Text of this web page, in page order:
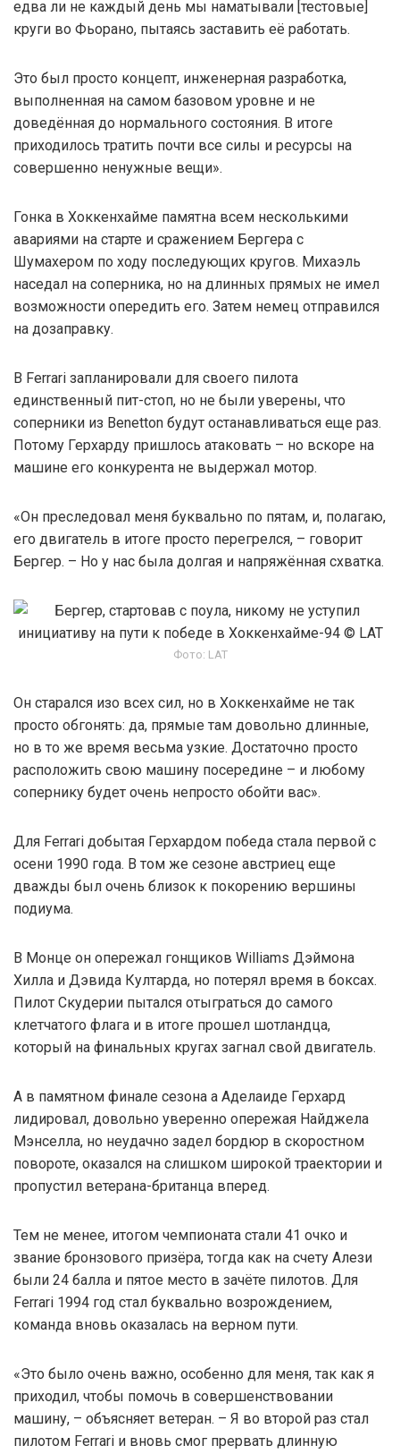
едва ли не каждый день мы наматывали [тестовые]
круги во Фьорано, пытаясь заставить её работать.
Это был просто концепт, инженерная разработка,
выполненная на самом базовом уровне и не
доведённая до нормального состояния. В итоге
приходилось тратить почти все силы и ресурсы на
совершенно ненужные вещи».
Гонка в Хоккенхайме памятна всем несколькими
авариями на старте и сражением Бергера с
Шумахером по ходу последующих кругов. Михаэль
наседал на соперника, но на длинных прямых не имел
возможности опередить его. Затем немец отправился
на дозаправку.
В Ferrari запланировали для своего пилота
единственный пит-стоп, но не были уверены, что
соперники из Benetton будут останавливаться еще раз.
Потому Герхарду пришлось атаковать – но вскоре на
машине его конкурента не выдержал мотор.
«Он преследовал меня буквально по пятам, и, полагаю,
его двигатель в итоге просто перегрелся, – говорит
Бергер. – Но у нас была долгая и напряжённая схватка.
Фото: LAT
Он старался изо всех сил, но в Хоккенхайме не так
просто обгонять: да, прямые там довольно длинные,
но в то же время весьма узкие. Достаточно просто
расположить свою машину посередине – и любому
сопернику будет очень непросто обойти вас».
Для Ferrari добытая Герхардом победа стала первой с
осени 1990 года. В том же сезоне австриец еще
дважды был очень близок к покорению вершины
подиума.
В Монце он опережал гонщиков Williams Дэймона
Хилла и Дэвида Култарда, но потерял время в боксах.
Пилот Скудерии пытался отыграться до самого
клетчатого флага и в итоге прошел шотландца,
который на финальных кругах загнал свой двигатель.
А в памятном финале сезона а Аделаиде Герхард
лидировал, довольно уверенно опережая Найджела
Мэнселла, но неудачно задел бордюр в скоростном
повороте, оказался на слишком широкой траектории и
пропустил ветерана-британца вперед.
Тем не менее, итогом чемпионата стали 41 очко и
звание бронзового призёра, тогда как на счету Алези
были 24 балла и пятое место в зачёте пилотов. Для
Ferrari 1994 год стал буквально возрождением,
команда вновь оказалась на верном пути.
«Это было очень важно, особенно для меня, так как я
приходил, чтобы помочь в совершенствовании
машину, – объясняет ветеран. – Я во второй раз стал
пилотом Ferrari и вновь смог прервать длинную